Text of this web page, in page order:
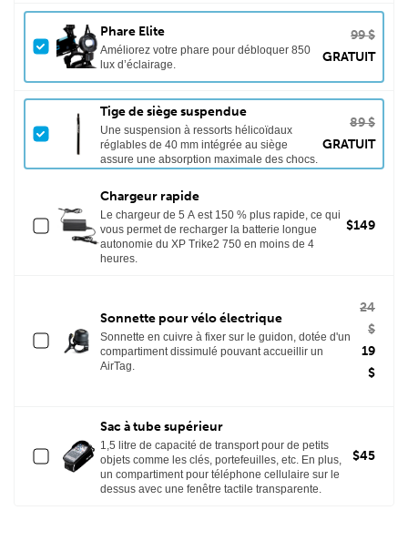
Phare Elite
Améliorez votre phare pour débloquer 850
lux d’éclairage.
99 $
GRATUIT
Tige de siège suspendue
Une suspension à ressorts hélicoïdaux
réglables de 40 mm intégrée au siège
assure une absorption maximale des chocs.
89 $
GRATUIT
Chargeur rapide
Le chargeur de 5 A est 150 % plus rapide, ce qui
vous permet de recharger la batterie longue
autonomie du XP Trike2 750 en moins de 4
heures.
$149
Sonnette pour vélo électrique
Sonnette en cuivre à fixer sur le guidon, dotée d'un
compartiment dissimulé pouvant accueillir un
AirTag.
24
$
19
$
Sac à tube supérieur
1,5 litre de capacité de transport pour de petits
objets comme les clés, portefeuilles, etc. En plus,
un compartiment pour téléphone cellulaire sur le
dessus avec une fenêtre tactile transparente.
$45